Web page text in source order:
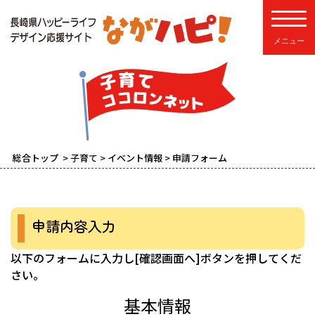
総合トップ >子育て > イベント情報 > 申請フォーム
申請内容入力
以下のフォームに入力し[確認画面へ]ボタンを押してくだ
さい。
基本情報